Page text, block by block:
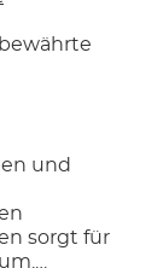
und
sorgt für